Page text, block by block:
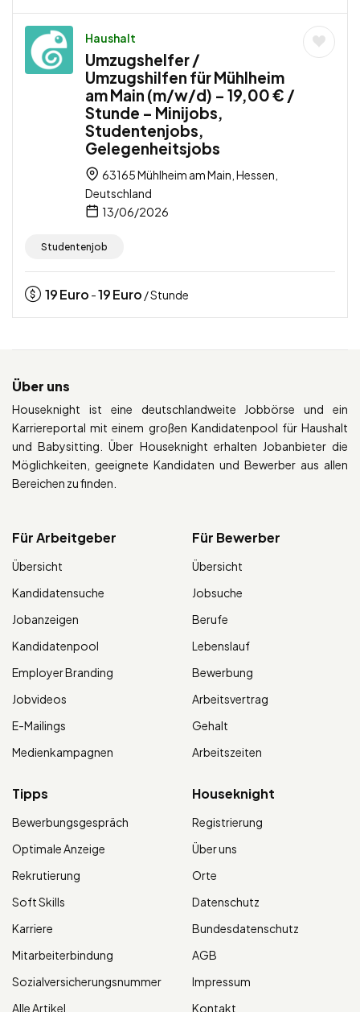
Haushalt
Umzugshelfer /
Umzugshilfen für Mühlheim
am Main (m/w/d) – 19,00 € /
Stunde – Minijobs,
Studentenjobs,
Gelegenheitsjobs
63165 Mühlheim am Main, Hessen,
Deutschland
13/06/2026
Studentenjob
19Euro -19Euro / Stunde
Über uns
Houseknight ist eine deutschlandweite Jobbörse und ein
Karriereportal mit einem großen Kandidatenpool für Haushalt
und Babysitting. Über Houseknight erhalten Jobanbieter die
Möglichkeiten, geeignete Kandidaten und Bewerber aus allen
Bereichen zu finden.
Für Arbeitgeber
Übersicht
Kandidatensuche
Jobanzeigen
Kandidatenpool
Employer Branding
Jobvideos
E-Mailings
Medienkampagnen
Für Bewerber
Übersicht
Jobsuche
Berufe
Lebenslauf
Bewerbung
Arbeitsvertrag
Gehalt
Arbeitszeiten
Tipps
Bewerbungsgespräch
Optimale Anzeige
Rekrutierung
Soft Skills
Karriere
Mitarbeiterbindung
Sozialversicherungsnummer
Alle Artikel
Houseknight
Registrierung
Über uns
Orte
Datenschutz
Bundesdatenschutz
AGB
Impressum
Kontakt